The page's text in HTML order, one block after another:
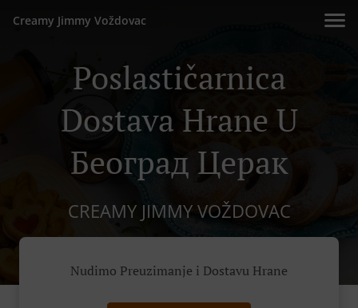
Creamy Jimmy Voždovac
Poslastičarnica
Dostava Hrane U
Београд Церак
CREAMY JIMMY VOŽDOVAC
Nudimo Preuzimanje i Dostavu Hrane